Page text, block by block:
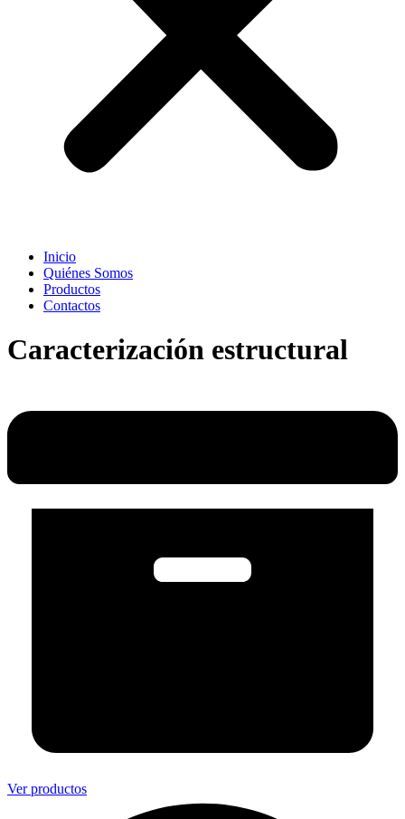
Inicio
Quiénes Somos
Productos
Contactos
Caracterización estructural
Ver productos